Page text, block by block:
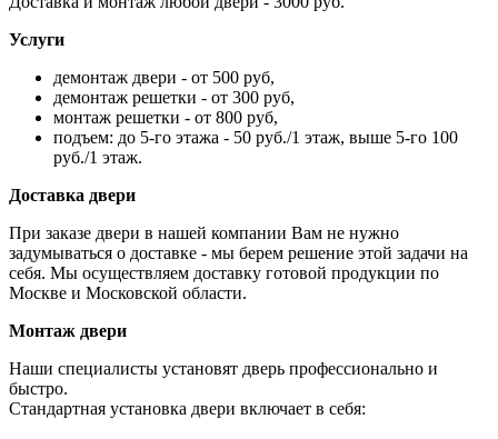
Услуги
демонтаж двери - от 500 руб,
демонтаж решетки - от 300 руб,
монтаж решетки - от 800 руб,
подъем: до 5-го этажа - 50 руб./1 этаж, выше 5-го 100
руб./1 этаж.
Доставка двери
При заказе двери в нашей компании Вам не нужно
задумываться о доставке - мы берем решение этой задачи на
себя. Мы осуществляем доставку готовой продукции по
Москве и Московской области.
Монтаж двери
Наши специалисты установят дверь профессионально и
быстро.
Стандартная установка двери включает в себя: